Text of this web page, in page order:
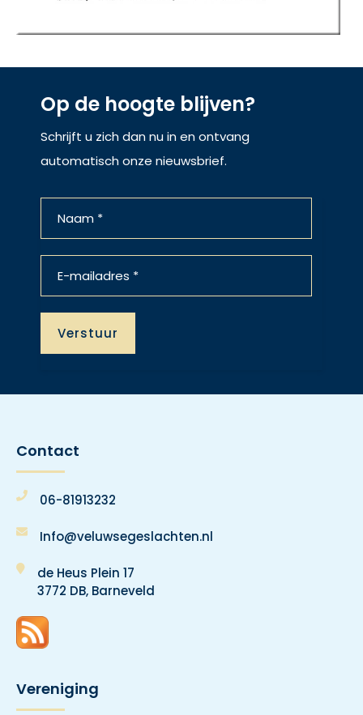
Op de hoogte blijven?
Schrijft u zich dan nu in en ontvang
automatisch onze nieuwsbrief.
Contact
06-81913232
Info@veluwsegeslachten.nl
de Heus Plein 17
3772 DB, Barneveld
Vereniging